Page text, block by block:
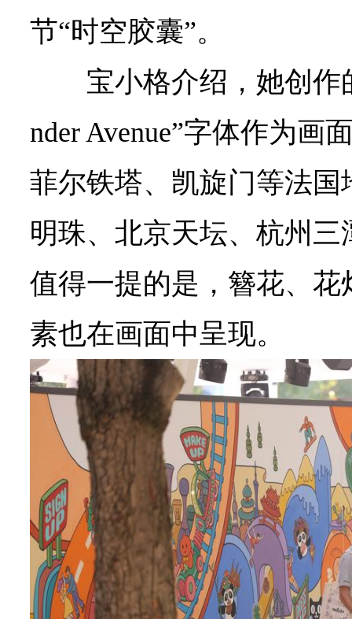
节“时空胶囊”。
宝小格介绍，她创作
nder Avenue”字体作为画
菲尔铁塔、凯旋门等法
明珠、北京天坛、杭州
值得一提的是，簪花、
素也在画面中呈现。